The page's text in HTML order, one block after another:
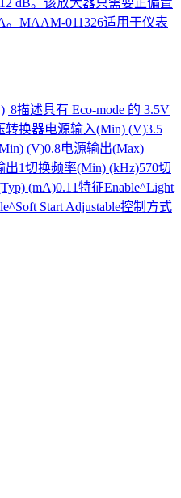
dB。该放大器只需要正偏置
。MAAM-011326适用于仪表
8描述具有 Eco-mode 的 3.5V
转换器电源输入(Min) (V)3.5
(V)0.8电源输出(Max)
1切换频率(Min) (kHz)570切
(mA)0.11特征Enable^Light
Start Adjustable控制方式